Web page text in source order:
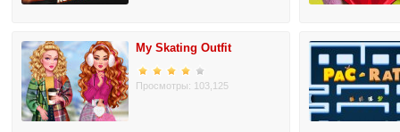
My Skating Outfit
Просмотры: 103,125